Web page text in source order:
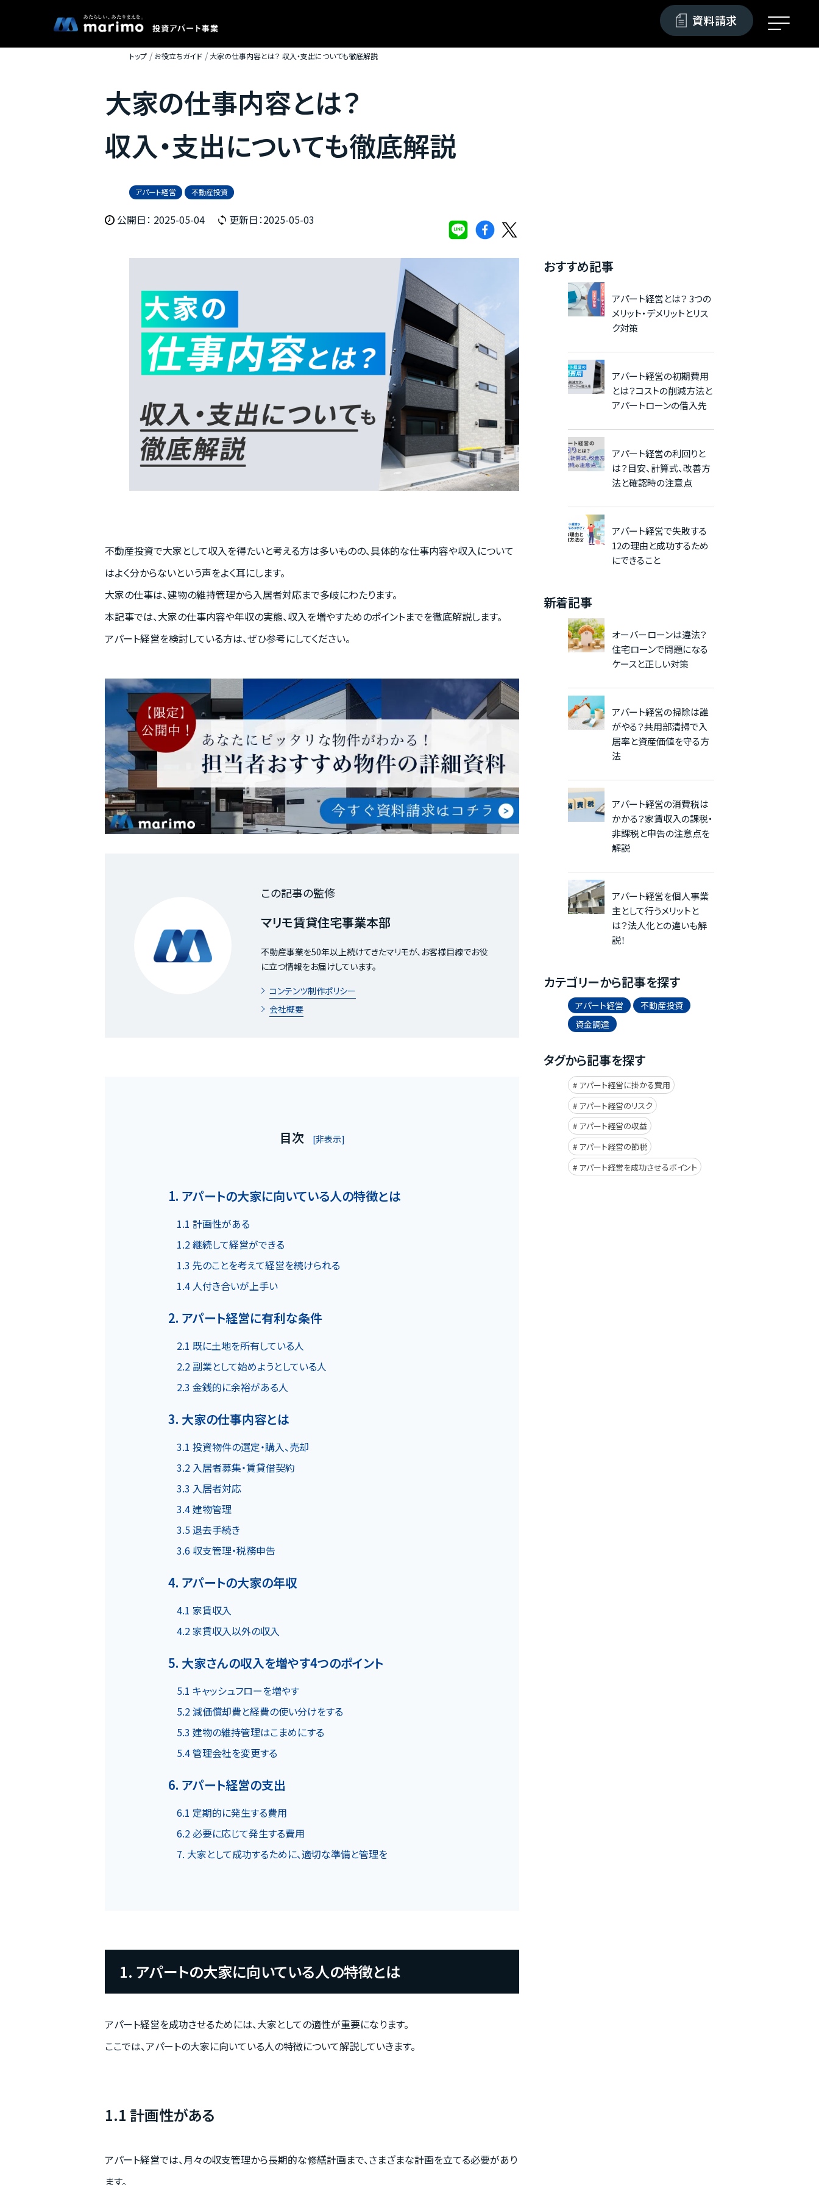
資料請求
MOVEが選ばれる理由
名古屋・大阪・広島エリアの魅力
個人情報保護方針
トップ お役立ちガイド 大家の仕事内容とは？ 収入・支出についても徹底解説
大家の仕事内容とは？
収入・支出についても徹底解説
アパート経営 不動産投資
公開日： 2025-05-04 更新日：2025-05-03
不動産投資で大家として収入を得たいと考える方は多いものの、具体的な仕事内容や収入について
はよく分からないという声をよく耳にします。
大家の仕事は、建物の維持管理から入居者対応まで多岐にわたります。
本記事では、大家の仕事内容や年収の実態、収入を増やすためのポイントまでを徹底解説します。
アパート経営を検討している方は、ぜひ参考にしてください。
この記事の監修
マリモ賃貸住宅事業本部
不動産事業を50年以上続けてきたマリモが、お客様目線でお役
に立つ情報をお届けしています。
コンテンツ制作ポリシー
会社概要
目次 [非表示]
1. アパートの大家に向いている人の特徴とは
1.1 計画性がある
1.2 継続して経営ができる
1.3 先のことを考えて経営を続けられる
1.4 人付き合いが上手い
2. アパート経営に有利な条件
2.1 既に土地を所有している人
2.2 副業として始めようとしている人
2.3 金銭的に余裕がある人
3. 大家の仕事内容とは
3.1 投資物件の選定・購入、売却
3.2 入居者募集・賃貸借契約
3.3 入居者対応
3.4 建物管理
3.5 退去手続き
3.6 収支管理・税務申告
4. アパートの大家の年収
4.1 家賃収入
4.2 家賃収入以外の収入
5. 大家さんの収入を増やす4つのポイント
5.1 キャッシュフローを増やす
5.2 減価償却費と経費の使い分けをする
5.3 建物の維持管理はこまめにする
5.4 管理会社を変更する
6. アパート経営の支出
6.1 定期的に発生する費用
6.2 必要に応じて発生する費用
7. 大家として成功するために、適切な準備と管理を
1. アパートの大家に向いている人の特徴とは
アパート経営を成功させるためには、大家としての適性が重要になります。
ここでは、アパートの大家に向いている人の特徴について解説していきます。
1.1 計画性がある
アパート経営では、月々の収支管理から長期的な修繕計画まで、さまざまな計画を立てる必要があり
ます。
おすすめ記事
アパート経営とは？ 3つの
メリット・デメリットとリス
ク対策
アパート経営の初期費用
とは？コストの削減方法と
アパートローンの借入先
アパート経営の利回りと
は？目安、計算式、改善方
法と確認時の注意点
アパート経営で失敗する
12の理由と成功するため
にできること
新着記事
オーバーローンは違法？
住宅ローンで問題になる
ケースと正しい対策
アパート経営の掃除は誰
がやる？共用部清掃で入
居率と資産価値を守る方
法
アパート経営の消費税は
かかる？家賃収入の課税・
非課税と申告の注意点を
解説
アパート経営を個人事業
主として行うメリットと
は？法人化との違いも解
説！
カテゴリーから記事を探す
アパート経営
不動産投資
資金調達
タグから記事を探す
アパート経営に掛かる費用
アパート経営のリスク
アパート経営の収益
アパート経営の節税
アパート経営を成功させるポイント